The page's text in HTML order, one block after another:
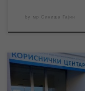
by мр Синиша Гајин
Током новогодишњих и